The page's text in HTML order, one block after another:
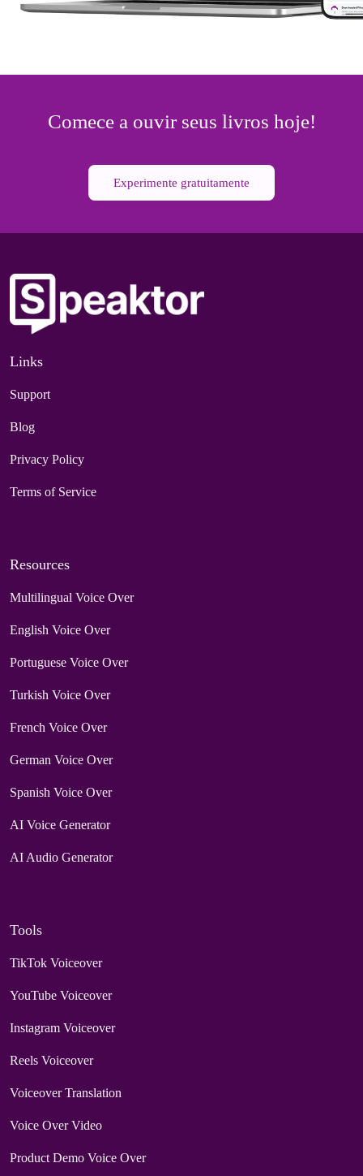
Comece a ouvir seus livros hoje!
Experimente gratuitamente
Links
Support
Blog
Privacy Policy
Terms of Service
Resources
Multilingual Voice Over
English Voice Over
Portuguese Voice Over
Turkish Voice Over
French Voice Over
German Voice Over
Spanish Voice Over
AI Voice Generator
AI Audio Generator
Tools
TikTok Voiceover
YouTube Voiceover
Instagram Voiceover
Reels Voiceover
Voiceover Translation
Voice Over Video
Product Demo Voice Over